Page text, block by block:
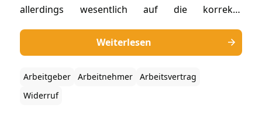
allerdings wesentlich auf die korrekte
vertragliche Regelung hält der strengen
arbeitsgerichtlichen Rechtsprechung stand.
Weiterlesen
Arbeitgeber Arbeitnehmer
Arbeitsvertrag
Widerruf